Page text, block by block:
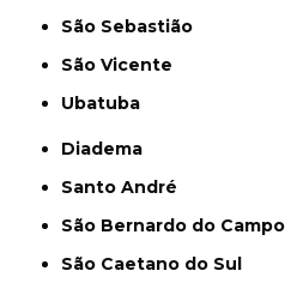
São Sebastião
São Vicente
Ubatuba
Diadema
Santo André
São Bernardo do Campo
São Caetano do Sul